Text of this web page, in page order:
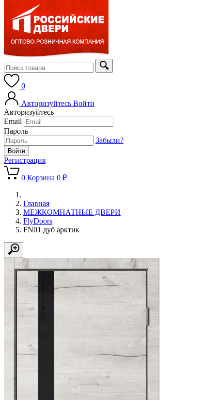
0
Авторизуйтесь Войти
Авторизуйтесь
Email
Пароль
Забыли?
Регистрация
0 Корзина 0 ₽
Главная
МЕЖКОМНАТНЫЕ ДВЕРИ
FlyDoors
FN01 дуб арктик